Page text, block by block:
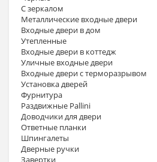
С зеркалом
Металлические входные двери
Входные двери в дом
Утепленные
Входные двери в коттедж
Уличные входные двери
Входные двери с терморазрывом
Установка дверей
Фурнитура
Раздвижные Pallini
Доводчики для двери
Ответные планки
Шпингалеты
Дверные ручки
Завертки